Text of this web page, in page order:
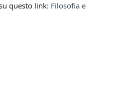
questo link: Filosofia e